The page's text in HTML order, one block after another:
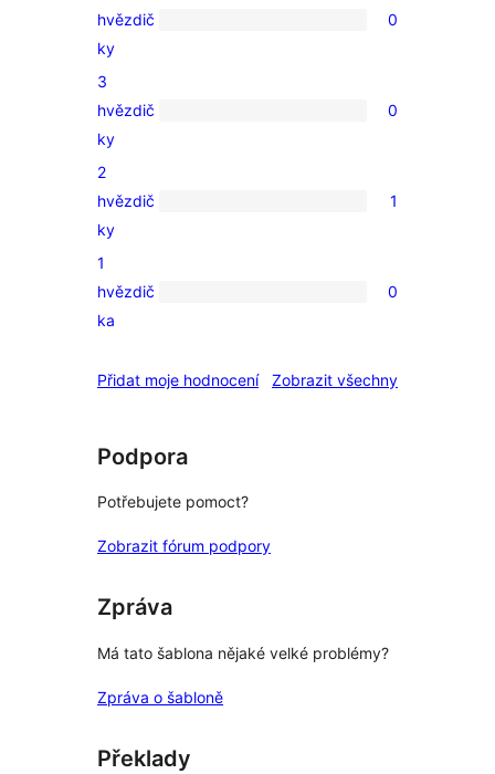
0
4hvězdičkové
hodnocení
hvězdič
ky
0
0
3hvězdičkové
hodnocení
3
hvězdič
ky
0
1
2hvězdičkové
hodnocení
2
hvězdič
ky
1
0
1hvězdičkové
1
hvězdič
ka
0
Přidat moje hodnocení Zobrazit všechnyrecenze
Podpora
Potřebujete pomoct?
Zobrazit fórum podpory
Zpráva
Má tato šablona nějaké velké problémy?
Zpráva o šabloně
Překlady